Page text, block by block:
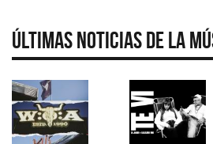
Últimas Noticias de la